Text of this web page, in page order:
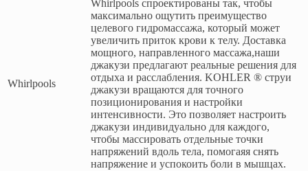
Whirlpools
Whirlpools спроектированы так, чтобы
максимально ощутить преимущество
целевого гидромассажа, который может
увеличить приток крови к телу. Доставка
мощного, направленного массажа,наши
джакузи предлагают реальные решения для
отдыха и расслабления. KOHLER ® струи
джакузи вращаются для точного
позиционирования и настройки
интенсивности. Это позволяет настроить
джакузи индивидуально для каждого,
чтобы массировать отдельные точки
напряжений вдоль тела, помогаяя снять
напряжение и успокоить боли в мышцах.